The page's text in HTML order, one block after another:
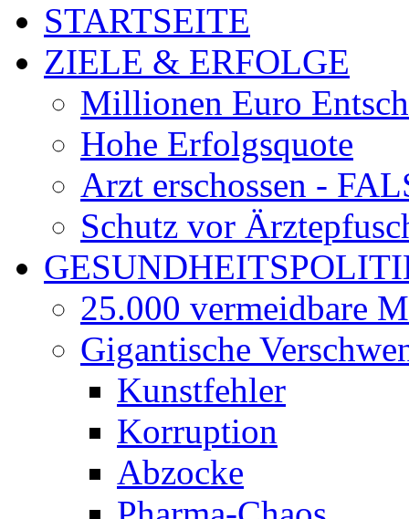
STARTSEITE
ZIELE & ERFOLGE
Millionen Euro
Hohe Erfolgsquote
Arzt erschossen -
Schutz vor
25.000 vermeidbare
Gigantische
Kunstfehler
Korruption
Abzocke